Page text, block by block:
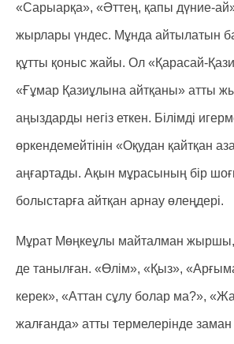
«Сарыарқа», «Әттең, қапы дүние-
жырлары үндес. Мұнда айтылатын
құтты қоныс жайы. Ол «Қарасай-
«Ғұмар Қазиұлына айтқаны» атты
аңыздарды негіз еткен. Білімді
өркендемейтінін «Оқудан қайтқан
аңғартады. Ақын мұрасының бір
болыстарға айтқан арнау өлеңдері.
Мұрат Мөңкеұлы майталман жыршы,
де танылған. «Өлім», «Қыз»,
керек», «Аттан сұлу болар ма?»,
жалғанда» атты термелерінде заман